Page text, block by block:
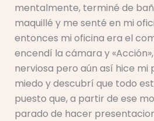
mentalmente, terminé de
maquillé y me senté en mi
entonces mi oficina era el
encendí la cámara y
nerviosa pero aún así hice mi
miedo y descubrí que todo
puesto que, a partir de ese
parado de hacer